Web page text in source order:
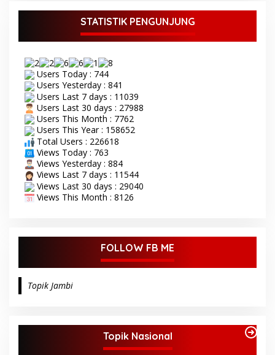
STATISTIK PENGUNJUNG
Users Today : 744
Users Yesterday : 841
Users Last 7 days : 11039
Users Last 30 days : 27988
Users This Month : 7762
Users This Year : 158652
Total Users : 226618
Views Today : 763
Views Yesterday : 884
Views Last 7 days : 11544
Views Last 30 days : 29040
Views This Month : 8126
FOLLOW FB ME
Topik Jambi
Topik Nasional